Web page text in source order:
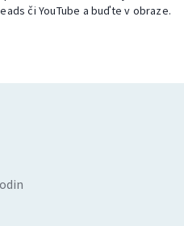
či YouTube a buďte v obraze.